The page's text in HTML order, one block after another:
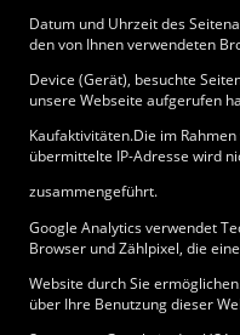
Datum und Uhrzeit des
den von Ihnen verwendeten
Device (Gerät), besuchte
unsere Webseite aufgerufen
Kaufaktivitäten.Die im
übermittelte IP-Adresse wird
zusammengeführt.
Google Analytics verwendet
Browser und Zählpixel, die
Website durch Sie
über Ihre Benutzung dieser